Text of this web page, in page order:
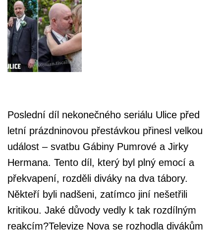
Poslední díl nekonečného seriálu Ulice před
letní prázdninovou přestávkou přinesl velkou
událost – svatbu Gábiny Pumrové a Jirky
Hermana. Tento díl, který byl plný emocí a
překvapení, rozděli diváky na dva tábory.
Někteří byli nadšeni, zatímco jiní nešetřili
kritikou. Jaké důvody vedly k tak rozdílným
reakcím?Televize Nova se rozhodla divákům